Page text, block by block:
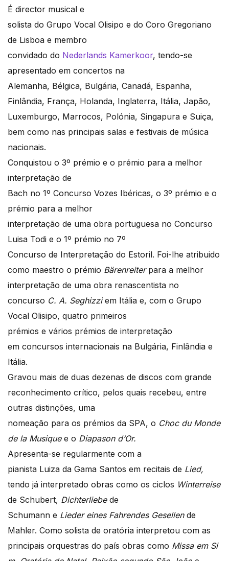
É director musical e
solista do Grupo Vocal Olisipo e do Coro Gregoriano
de Lisboa e membro
convidado do Nederlands Kamerkoor, tendo-se
apresentado em concertos na
Alemanha, Bélgica, Bulgária, Canadá, Espanha,
Finlândia, França, Holanda, Inglaterra, Itália, Japão,
Luxemburgo, Marrocos, Polónia, Singapura e Suiça,
bem como nas principais salas e festivais de música
nacionais.
Conquistou o 3º prémio e o prémio para a melhor
interpretação de
Bach no 1º Concurso Vozes Ibéricas, o 3º prémio e o
prémio para a melhor
interpretação de uma obra portuguesa no Concurso
Luisa Todi e o 1º prémio no 7º
Concurso de Interpretação do Estoril. Foi-lhe atribuido
como maestro o prémio Bärenreiterpara a melhor
interpretação de uma obra renascentista no
concurso C. A. Seghizziem Itália e, com o Grupo
Vocal Olisipo, quatro primeiros
prémios e vários prémios de interpretação
em concursos internacionais na Bulgária, Finlândia e
Itália.
Gravou mais de duas dezenas de discos com grande
reconhecimento crítico, pelos quais recebeu, entre
outras distinções, uma
nomeação para os prémios da SPA, o Choc du Monde
de la Musiquee o Diapason d‘Or.
Apresenta-se regularmente com a
pianista Luiza da Gama Santos em recitais de Lied,
tendo já interpretado obras como os ciclos Winterreise
de Schubert, Dichterliebe de
Schumann e Lieder eines Fahrendes Gesellen de
Mahler. Como solista de oratória interpretou com as
principais orquestras do país obras como Missa em Si